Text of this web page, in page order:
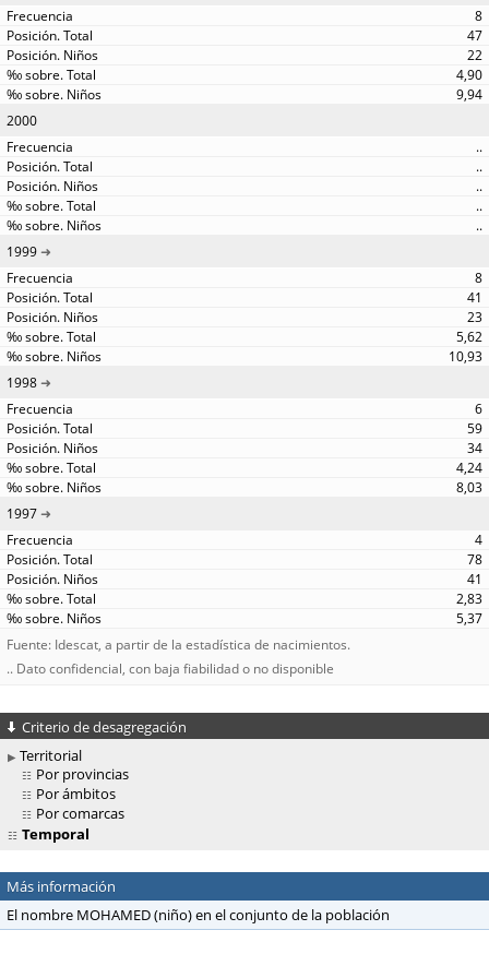
8
47
22
4,90
9,94
2000
..
..
..
..
..
1999
8
41
23
5,62
10,93
1998
6
59
34
4,24
8,03
1997
4
78
41
2,83
5,37
Fuente: Idescat, a partir de la estadística de nacimientos.
.. Dato confidencial, con baja fiabilidad o no disponible
Criterio de desagregación
Territorial
Por provincias
Por ámbitos
Por comarcas
Temporal
Más información
El nombre MOHAMED (niño) en el conjunto de la población